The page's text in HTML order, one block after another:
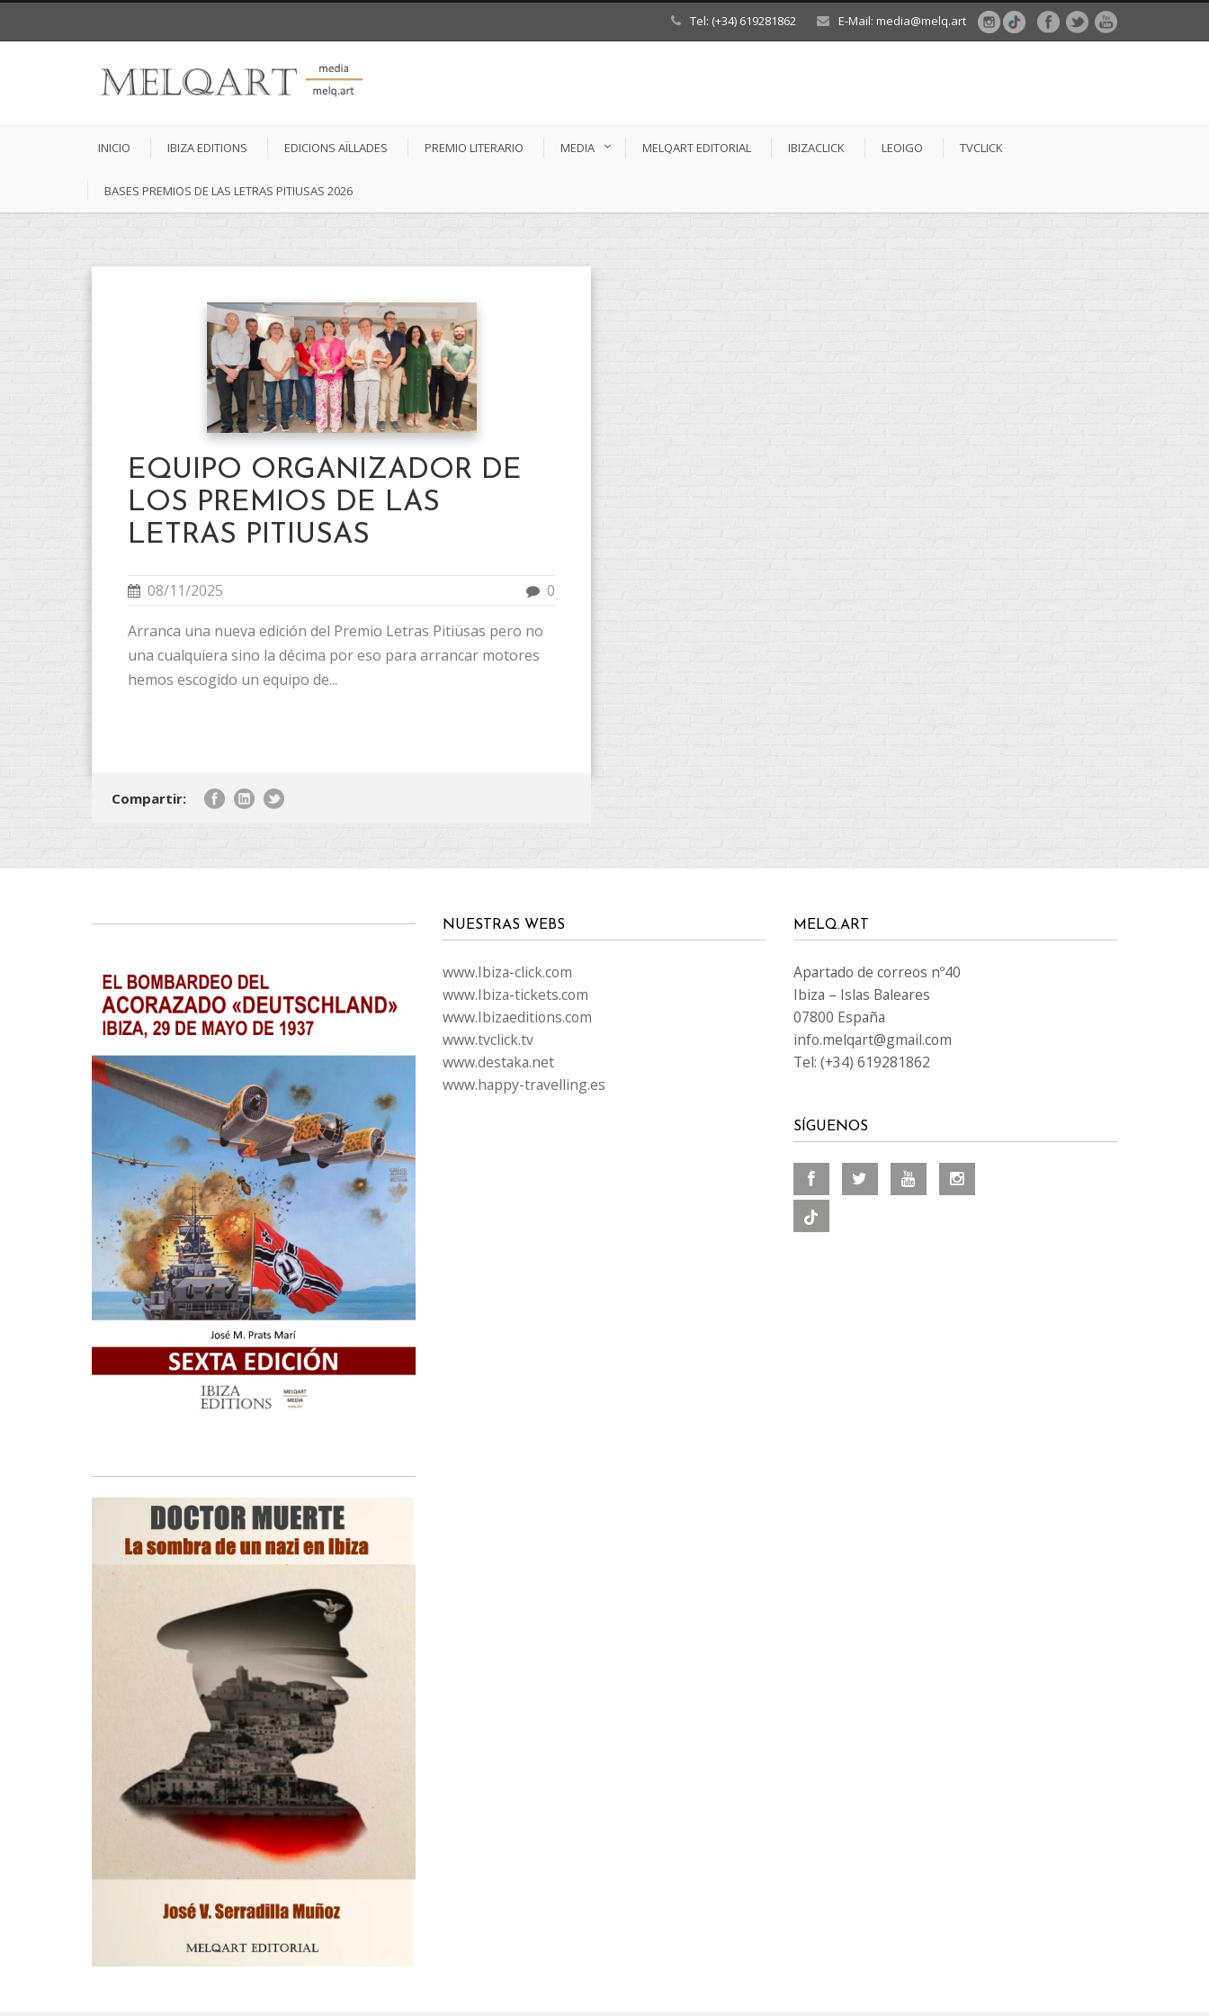
Tel: (+34) 619281862 E-Mail: media@melq.art
INICIO IBIZA EDITIONS EDICIONS AÏLLADES PREMIO LITERARIO MEDIA MELQART EDITORIAL IBIZACLICK LEOIGO TVCLICK
BASES PREMIOS DE LAS LETRAS PITIUSAS 2026
EQUIPO ORGANIZADOR DE
LOS PREMIOS DE LAS
LETRAS PITIUSAS
08/11/2025 0
Arranca una nueva edición del Premio Letras Pitiüsas pero no
una cualquiera sino la décima por eso para arrancar motores
hemos escogido un equipo de...
Compartir:
NUESTRAS WEBS
www.Ibiza-click.com
www.Ibiza-tickets.com
www.Ibizaeditions.com
www.tvclick.tv
www.destaka.net
www.happy-travelling.es
MELQ.ART
Apartado de correos nº40
Ibiza – Islas Baleares
07800 España
info.melqart@gmail.com
Tel: (+34) 619281862
SÍGUENOS